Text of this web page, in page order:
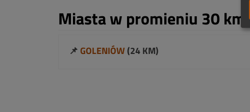
Miasta w promieniu 30 km:
📌 GOLENIÓW(24 KM)